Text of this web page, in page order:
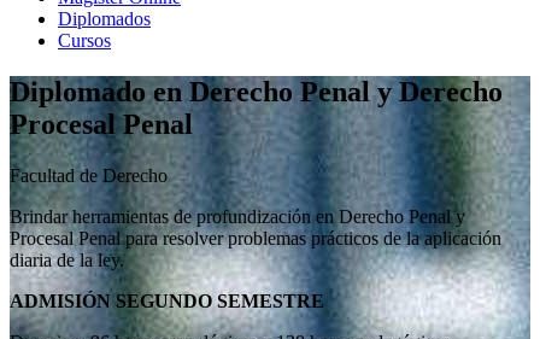
Diplomados
Cursos
Diplomado en Derecho Penal y Derecho
Procesal Penal
Facultad de Derecho
Brindar herramientas de profundización en Derecho Penal y
Procesal Penal para resolver problemas prácticos de la aplicación
diaria de la ley.
ADMISIÓN SEGUNDO SEMESTRE